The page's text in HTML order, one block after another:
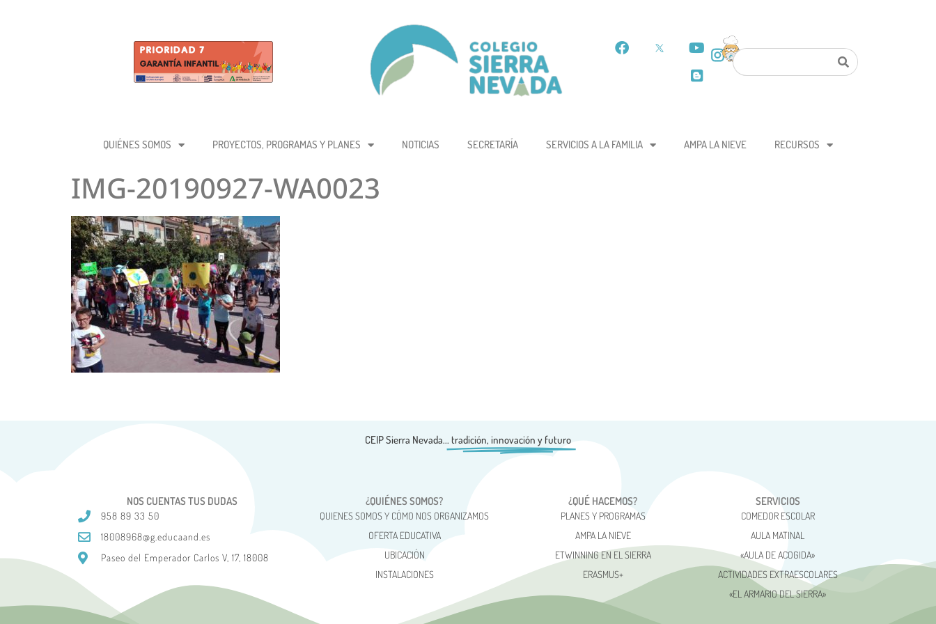
QUIÉNES SOMOS PROYECTOS, PROGRAMAS Y PLANES NOTICIAS SECRETARÍA SERVICIOS A LA FAMILIA AMPA LA NIEVE RECURSOS
IMG-20190927-WA0023
CEIP Sierra Nevada... tradición, innovación y futuro
NOS CUENTAS TUS DUDAS
958 89 33 50
18008968@g.educaand.es
Paseo del Emperador Carlos V, 17, 18008
¿QUIÉNES SOMOS?
QUIENES SOMOS Y CÓMO NOS ORGANIZAMOS
OFERTA EDUCATIVA
UBICACIÓN
INSTALACIONES
¿QUÉ HACEMOS?
PLANES Y PROGRAMAS
AMPA LA NIEVE
ETWINNING EN EL SIERRA
ERASMUS+
SERVICIOS
COMEDOR ESCOLAR
AULA MATINAL
«AULA DE ACOGIDA»
ACTIVIDADES EXTRAESCOLARES
«EL ARMARIO DEL SIERRA»